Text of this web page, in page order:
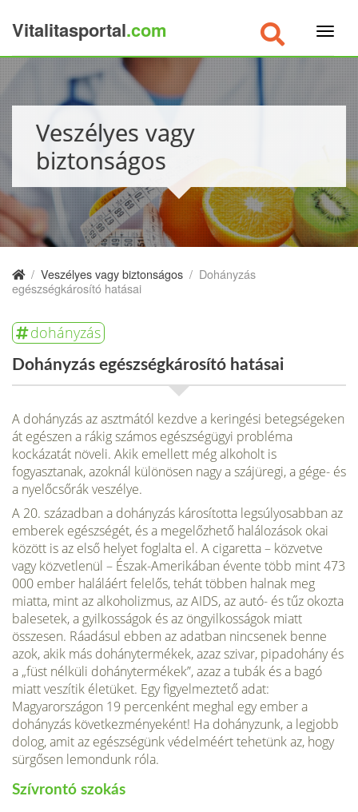
Vitalitasportal.com
Veszélyes vagy
biztonságos
/ Veszélyes vagy biztonságos / Dohányzás
egészségkárosító hatásai
dohányzás
Dohányzás egészségkárosító hatásai
A dohányzás az asztmától kezdve a keringési betegsé­geken
át egészen a rákig számos egészségügyi prob­léma
kockázatát növeli. Akik emellett még alkoholt is
fogyasztanak, azoknál különösen nagy a szájüre­gi, a gége- és
a nyelőcsőrák veszélye.
A 20. században a dohányzás károsította legsúlyosabban az
emberek egészségét, és a megelőzhető halálozások okai
között is az első helyet foglalta el. A cigaretta – közvet­ve
vagy közvetlenül – Észak-Amerikában évente több mint 473
000 ember haláláért felelős, tehát többen halnak meg
miatta, mint az alkoholizmus, az AIDS, az autó- és tűz okozta
balesetek, a gyilkosságok és az öngyil­kosságok miatt
összesen. Ráadásul ebben az adatban nincsenek benne
azok, akik más dohánytermékek, azaz szivar, pipadohány és
a „füst nélküli dohánytermékek”, azaz a tubák és a bagó
miatt veszítik életüket. Egy figyelmeztető adat:
Magyarországon 19 per­cenként meghal egy ember a
dohányzás kö­vetkezményeként! Ha dohányzunk, a legjobb
dolog, amit az egészségünk védelméért tehe­tünk az, hogy
sürgősen lemondunk róla.
Szívrontó szokás
×